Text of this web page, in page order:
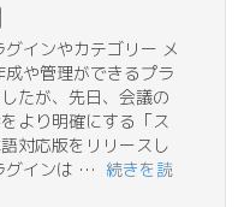
インやカテゴリー メ
や管理ができるプラ
たが、先日、会議の
より明確にする「ス
対応版をリリースし
グインは … 続きを読